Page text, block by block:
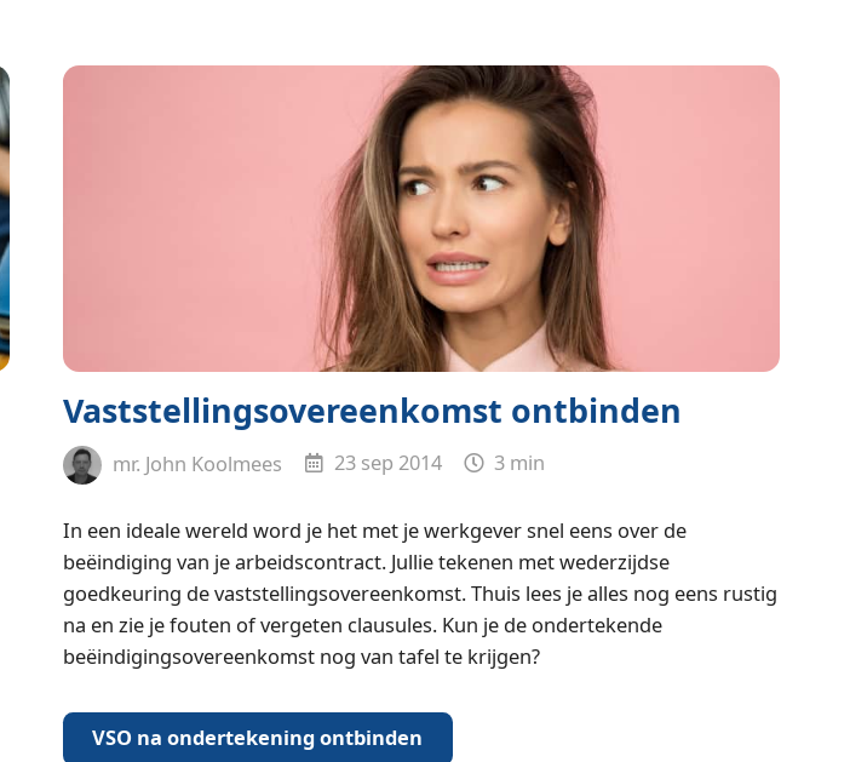
Vaststellings­overeenkomst ontbinden
mr. John Koolmees 23 sep 2014 3 min
In een ideale wereld word je het met je werkgever snel eens over de
beëindiging van je arbeidscontract. Jullie tekenen met wederzijdse
goedkeuring de vaststellings­overeenkomst. Thuis lees je alles nog eens rustig
na en zie je fouten of vergeten clausules. Kun je de ondertekende
beëindigingsovereenkomst nog van tafel te krijgen?
VSO na ondertekening ontbinden